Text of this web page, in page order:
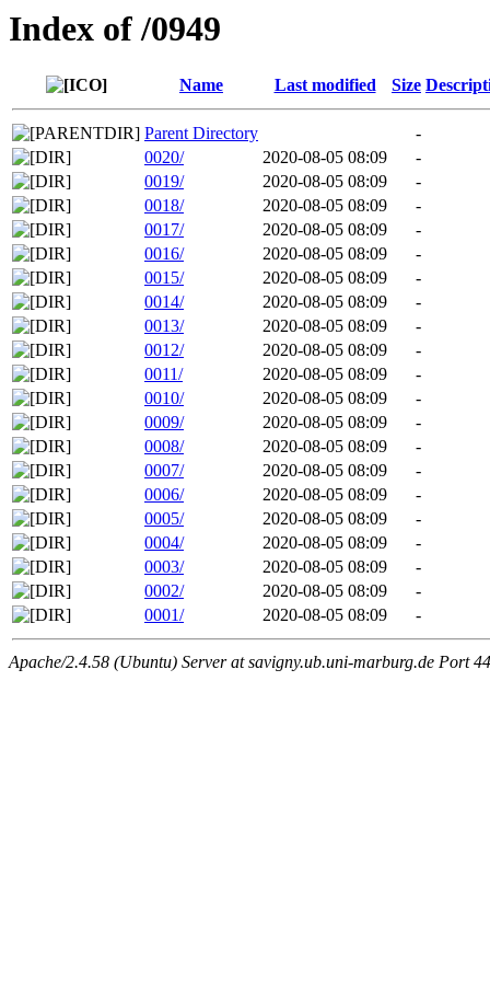
Index of /0949
Name Last modified Size
Parent Directory
-
0020/
2020-08-05 08:09
-
0019/
2020-08-05 08:09
-
0018/
2020-08-05 08:09
-
0017/
2020-08-05 08:09
-
0016/
2020-08-05 08:09
-
0015/
2020-08-05 08:09
-
0014/
2020-08-05 08:09
-
0013/
2020-08-05 08:09
-
0012/
2020-08-05 08:09
-
0011/
2020-08-05 08:09
-
0010/
2020-08-05 08:09
-
0009/
2020-08-05 08:09
-
0008/
2020-08-05 08:09
-
0007/
2020-08-05 08:09
-
0006/
2020-08-05 08:09
-
0005/
2020-08-05 08:09
-
0004/
2020-08-05 08:09
-
0003/
2020-08-05 08:09
-
0002/
2020-08-05 08:09
-
0001/
2020-08-05 08:09 -
Apache/2.4.58 (Ubuntu) Server at savigny.ub.uni-marburg.de Port